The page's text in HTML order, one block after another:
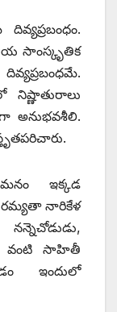
సాంస్కృతిక
అనుభవశీలి.
మనం ఇక్కడ
రమ్యతా నారికేళ
వంటి సాహితీ
ఇందులో